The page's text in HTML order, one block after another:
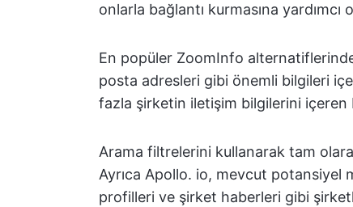
onlarla bağlantı kurmasına
En popüler ZoomInfo
posta adresleri gibi önemli bilgileri
fazla şirketin iletişim bilgilerini içeren
Arama filtrelerini kullanarak tam
Ayrıca Apollo. io, mevcut potansiyel
profilleri ve şirket haberleri gibi